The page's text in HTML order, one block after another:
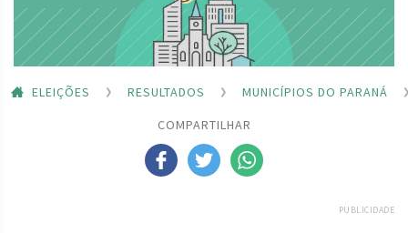
ELEIÇÕES RESULTADOS
MUNICÍPIOS DO PARANÁ
COMPARTILHAR
PUBLICIDADE